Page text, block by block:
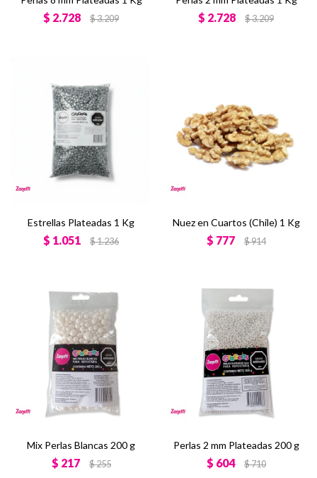
$ 2.728 $3.209 $ 2.728 $3.209
Estrellas Plateadas 1 Kg
$ 1.051 $1.236
Nuez en Cuartos (Chile) 1 Kg
$ 777 $914
Mix Perlas Blancas 200 g
$ 217 $255
Perlas 2 mm Plateadas 200 g
$ 604 $710